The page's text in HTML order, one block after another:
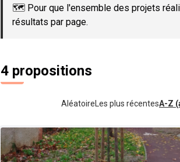
🗺️ Pour que l'ensemble des projets
résultats par page.
4 propositions
Aléatoire Les plus récentesA-Z